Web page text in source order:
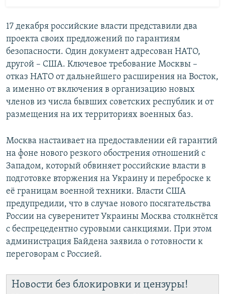
17 декабря российские власти представили два
проекта своих предложений по гарантиям
безопасности. Один документ адресован НАТО,
другой – США. Ключевое требование Москвы –
отказ НАТО от дальнейшего расширения на Восток,
а именно от включения в организацию новых
членов из числа бывших советских республик и от
размещения на их территориях военных баз.
Москва настаивает на предоставлении ей гарантий
на фоне нового резкого обострения отношений с
Западом, который обвиняет российские власти в
подготовке вторжения на Украину и переброске к
её границам военной техники. Власти США
предупредили, что в случае нового посягательства
России на суверенитет Украины Москва столкнётся
с беспрецедентно суровыми санкциями. При этом
администрация Байдена заявила о готовности к
переговорам с Россией.
Новости без блокировки и цензуры!